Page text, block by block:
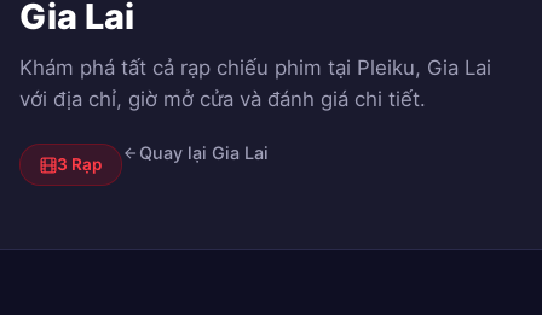
Gia Lai
Khám phá tất cả rạp chiếu phim tại Pleiku, Gia Lai
với địa chỉ, giờ mở cửa và đánh giá chi tiết.
3 Rạp
Quay lại Gia Lai